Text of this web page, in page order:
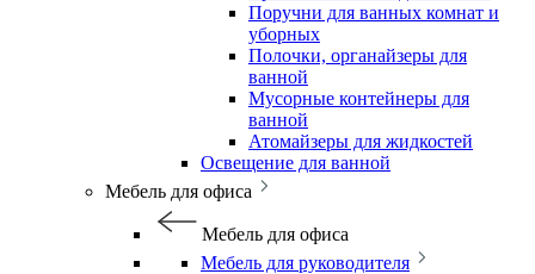
Поручни для ванных комнат и
уборных
Полочки, органайзеры для
ванной
Мусорные контейнеры для
ванной
Атомайзеры для жидкостей
Освещение для ванной
Мебель для офиса
Мебель для офиса
Мебель для руководителя